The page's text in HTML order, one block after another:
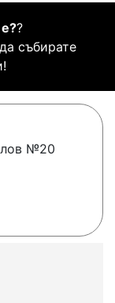
?
събирате
№20